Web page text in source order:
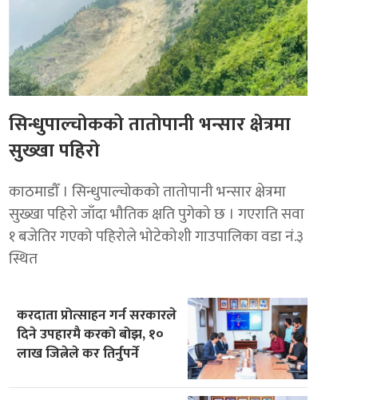
सिन्धुपाल्चोकको तातोपानी भन्सार क्षेत्रमा
सुख्खा पहिरो
काठमाडौँ । सिन्धुपाल्चोकको तातोपानी भन्सार क्षेत्रमा
सुख्खा पहिरो जाँदा भौतिक क्षति पुगेको छ । गएराति सवा
१ बजेतिर गएको पहिरोले भोटेकोशी गाउपालिका वडा नं.३
स्थित
करदाता प्रोत्साहन गर्न सरकारले
दिने उपहारमै करको बोझ, १०
लाख जित्नेले कर तिर्नुपर्ने